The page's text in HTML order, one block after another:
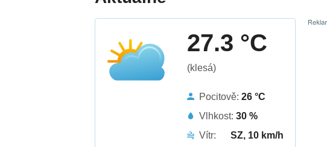
27.3 °C
(klesá)
Pocitově:26 °C
Vlhkost:30 %
Vítr:
SZ, 10 km/h